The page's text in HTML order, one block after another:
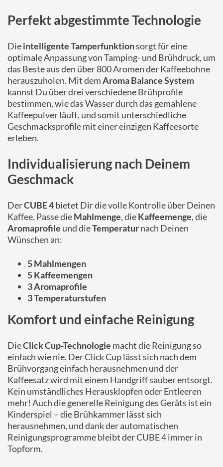
Perfekt abgestimmte Technologie
Dieintelligente Tamperfunktionsorgt für eine
optimale Anpassung von Tamping- und Brühdruck, um
das Beste aus den über 800 Aromen der Kaffeebohne
herauszuholen. Mit demAroma Balance System
kannst Du über drei verschiedene Brühprofile
bestimmen, wie das Wasser durch das gemahlene
Kaffeepulver läuft, und somit unterschiedliche
Geschmacksprofile mit einer einzigen Kaffeesorte
erleben.
Individualisierung nach Deinem
Geschmack
DerCUBE 4bietet Dir die volle Kontrolle über Deinen
Kaffee. Passe dieMahlmenge, dieKaffeemenge, die
Aromaprofile und dieTemperaturnach Deinen
Wünschen an:
5 Mahlmengen
5 Kaffeemengen
3 Aromaprofile
3 Temperaturstufen
Komfort und einfache Reinigung
DieClick Cup-Technologie macht die Reinigung so
einfach wie nie. Der Click Cup lässt sich nach dem
Brühvorgang einfach herausnehmen und der
Kaffeesatz wird mit einem Handgriff sauber entsorgt.
Kein umständliches Herausklopfen oder Entleeren
mehr! Auch die generelle Reinigung des Geräts ist ein
Kinderspiel – die Brühkammer lässt sich
herausnehmen, und dank der automatischen
Reinigungsprogramme bleibt der CUBE 4 immer in
Topform.